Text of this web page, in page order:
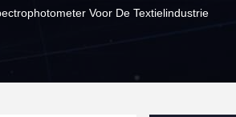
Voor De Textielindustrie